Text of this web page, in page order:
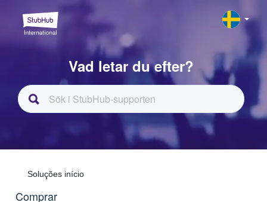
Vad letar du efter?
Soluções início
Comprar